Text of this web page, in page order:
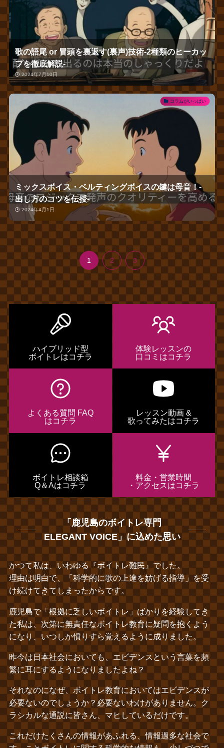
歌の語尾 or 冒頭を裏返す(裏声)技術‐2種類のヒーカッ
プを徹底解説‐
2024年7月10日
コラムがいっぱい
ミックスボイス・ベルティングボイスの鍵は母音！‐
出し方のコツを伝授‐
2024年4月1日
1 2 3
ハイブリッド型
ボイトレはコチラ
体験レッスンの
口コミはコチラ
よくある質問 FAQ
はコチラ
レッスン動画 &
歌ってみたはコチラ
ボイトレ相談箱
Q＆Aはコチラ
料金・営業時間
・アクセスはコチラ
「鹿児島のボイトレ専門
ELEGANT VOICE」に込めた思い
かつて私は、いわゆる『ボイトレ難民』でした。
理由は明白で、「科学的に歌の上達を妨げる指導」を受
け続けてきてしまったからです。
鹿児島で「根拠に乏しいボイトレ」ばかりを経験してき
た私は、次第に無責任なボイトレ教育に疑問を抱くよう
になり、いつしか憤りすら覚えるように成りました。
昨今は日本社会においても、エビデンスという言葉を頻
繁に耳にするようになりましたよね？
それなのになぜ、ボイトレ教育においてはエビデンスが
必要ないのでしょうか？必要ないわけがありません。ク
ラシカルな通説に皆さん、マヒしているだけです。
これだけたくさんの情報があふれる、情報過多な社会で